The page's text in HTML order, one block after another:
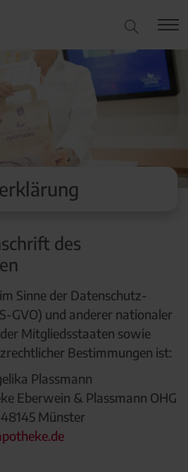
des
Sinne der Datenschutz-
GVO) und anderer nationaler
Mitgliedsstaaten sowie
Bestimmungen ist:
Plassmann
Eberwein & Plassmann OHG
Münster